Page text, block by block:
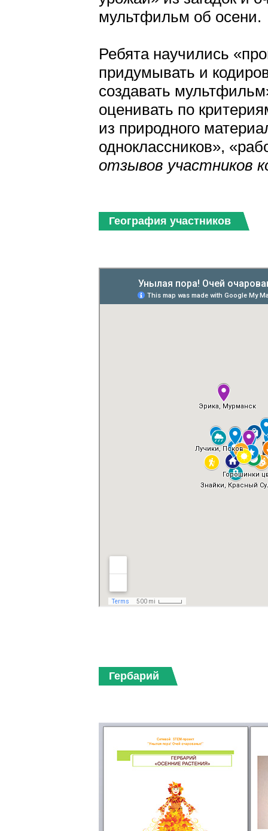
мультфильм об осени.
Ребята научились
придумывать и
создавать
оценивать по
из природного
одноклассников»,
отзывов участников
География участников
Гербарий